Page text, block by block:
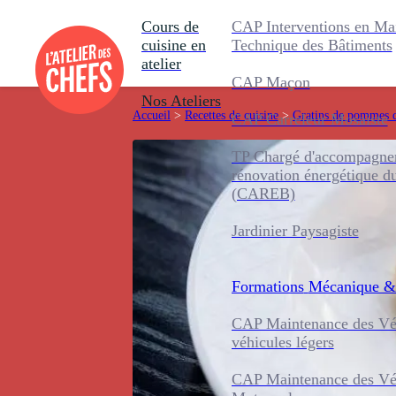
Cours de
cuisine en
atelier
Nos Ateliers
CAP Interventions en
Technique des Bâtiments
CAP Maçon
CAP Carreleur Mosaïste
TP Chargé
rénovation énergétique
(CAREB)
Jardinier Paysagiste
Formations Mécanique
CAP Maintenance des
véhicules légers
CAP Maintenance des
Accueil > Recettes de cuisine > Gratins de pommes